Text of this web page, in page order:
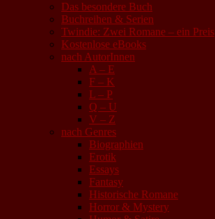
Das besondere Buch
Buchreihen & Serien
Twindie: Zwei Romane – ein Preis
Kostenlose eBooks
nach AutorInnen
A – E
F – K
L – P
Q – U
V – Z
nach Genres
Biographien
Erotik
Essays
Fantasy
Historische Romane
Horror & Mystery